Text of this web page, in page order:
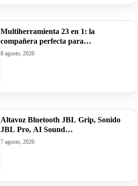
Multiherramienta 23 en 1: la
compañera perfecta para…
8 agosto, 2026
Altavoz Bluetooth JBL Grip, Sonido
JBL Pro, AI Sound…
7 agosto, 2026